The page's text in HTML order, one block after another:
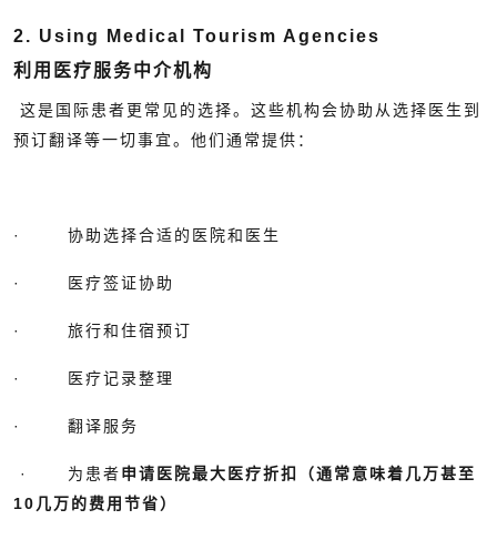
2. Using Medical Tourism Agencies
利用医疗服务中介机构
这是国际患者更常见的选择。这些机构会协助从选择医生到
预订翻译等一切事宜。他们通常提供：
· 协助选择合适的医院和医生
· 医疗签证协助
· 旅行和住宿预订
· 医疗记录整理
· 翻译服务
· 为患者申请医院最大医疗折扣（通常意味着几万甚至
10几万的费用节省）